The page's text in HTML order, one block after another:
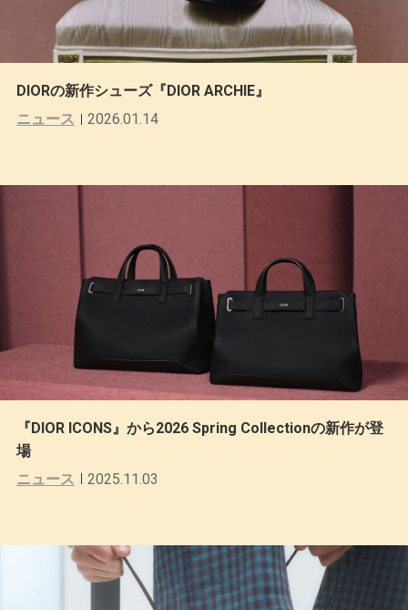
DIORの新作シューズ『DIOR ARCHIE』
ニュース
2026.01.14
『DIOR ICONS』から2026 Spring Collectionの新作が登
場
ニュース
2025.11.03